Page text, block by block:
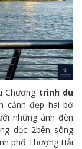
Chương trình du
cảnh đẹp hai bờ
những ánh đèn
dọc 2bên sông
phố Thượng Hải